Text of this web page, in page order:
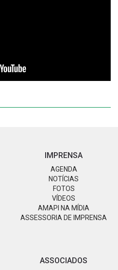
IMPRENSA
AGENDA
NOTÍCIAS
FOTOS
VÍDEOS
AMAPI NA MÍDIA
ASSESSORIA DE IMPRENSA
ASSOCIADOS